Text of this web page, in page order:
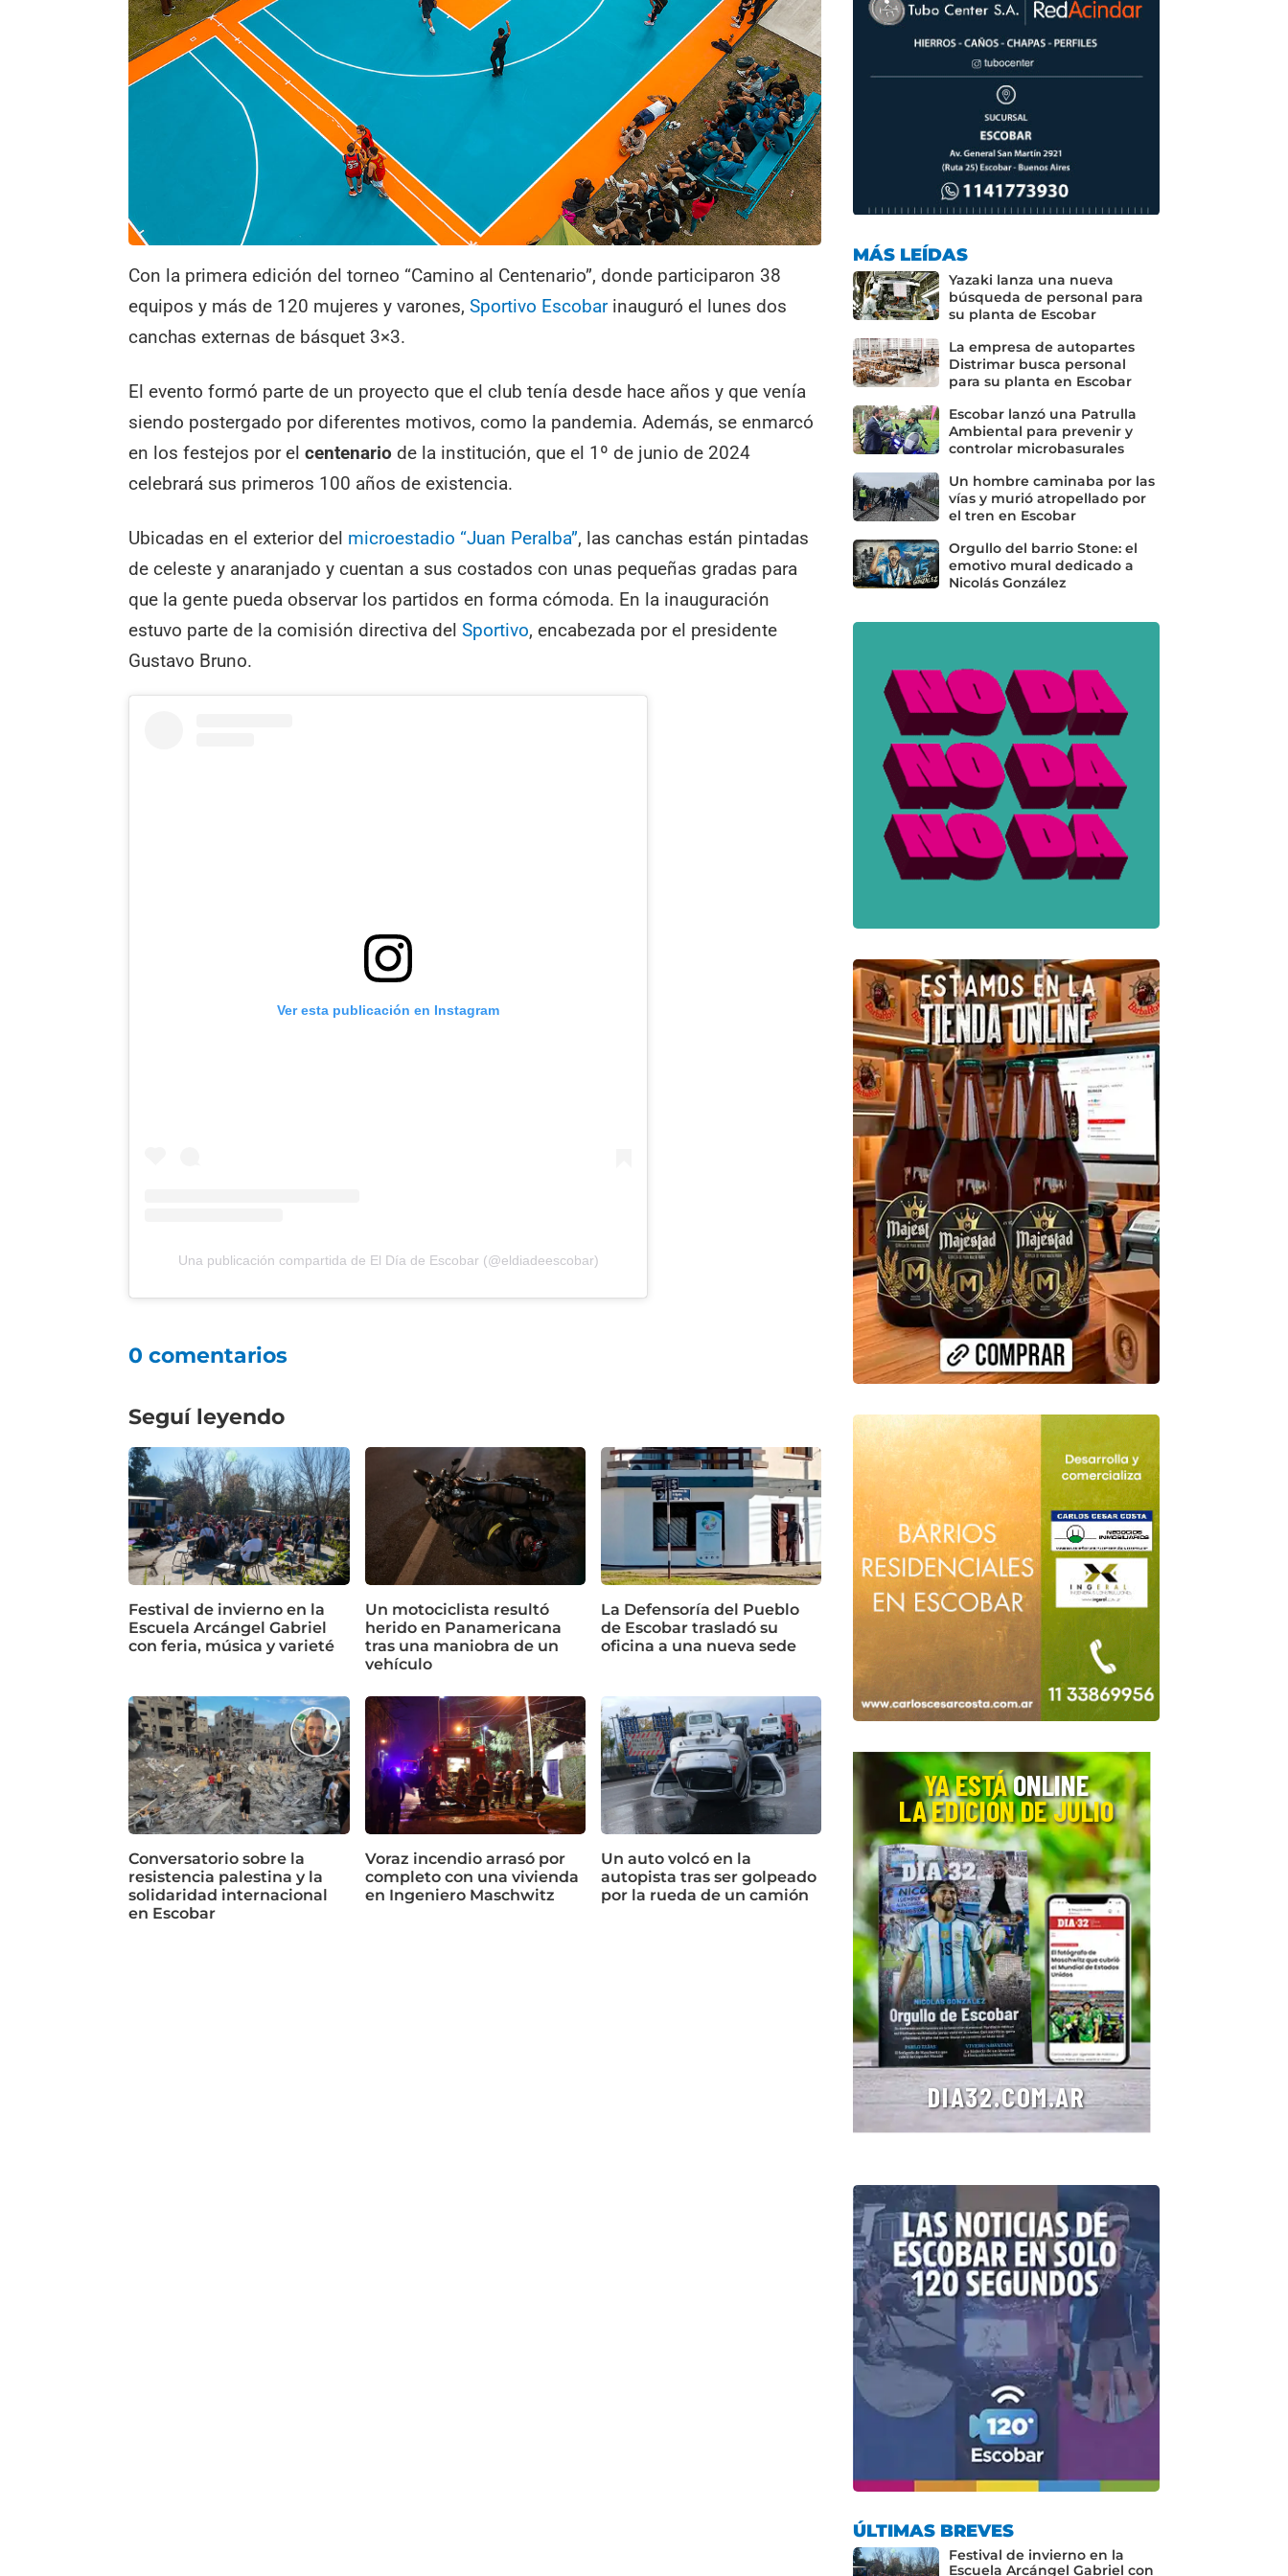
Con la primera edición del torneo “Camino al Centenario”, donde participaron 38
equipos y más de 120 mujeres y varones,Sportivo Escobar inauguró el lunes dos
canchas externas de básquet 3×3.
El evento formó parte de un proyecto que el club tenía desde hace años y que venía
siendo postergado por diferentes motivos, como la pandemia. Además, se enmarcó
en los festejos por elcentenario de la institución, que el 1º de junio de 2024
celebrará sus primeros 100 años de existencia.
Ubicadas en el exterior del microestadio “Juan Peralba”, las canchas están pintadas
de celeste y anaranjado y cuentan a sus costados con unas pequeñas gradas para
que la gente pueda observar los partidos en forma cómoda. En la inauguración
estuvo parte de la comisión directiva delSportivo, encabezada por el presidente
Gustavo Bruno.
Ver esta publicación en Instagram
Una publicación compartida de El Día de Escobar (@eldiadeescobar)
0 comentarios
Seguí leyendo
Festival de invierno en la
Escuela Arcángel Gabriel
con feria, música y varieté
Un motociclista resultó
herido en Panamericana
tras una maniobra de un
vehículo
La Defensoría del Pueblo
de Escobar trasladó su
oficina a una nueva sede
Conversatorio sobre la
resistencia palestina y la
solidaridad internacional
en Escobar
Voraz incendio arrasó por
completo con una vivienda
en Ingeniero Maschwitz
Un auto volcó en la
autopista tras ser golpeado
por la rueda de un camión
MÁS LEÍDAS
Yazaki lanza una nueva
búsqueda de personal para
su planta de Escobar
La empresa de autopartes
Distrimar busca personal
para su planta en Escobar
Escobar lanzó una Patrulla
Ambiental para prevenir y
controlar microbasurales
Un hombre caminaba por las
vías y murió atropellado por
el tren en Escobar
Orgullo del barrio Stone: el
emotivo mural dedicado a
Nicolás González
ÚLTIMAS BREVES
Festival de invierno en la
Escuela Arcángel Gabriel con